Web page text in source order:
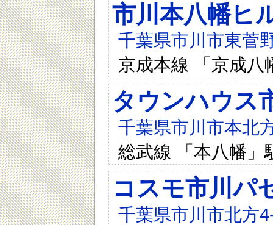
市川本八幡ヒ
千葉県市川市東菅
京成本線 「京成八
タウンハウス
千葉県市川市本北
総武線 「本八幡」
コスモ市川パ
千葉県市川市北方